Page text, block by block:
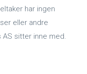
har ingen
eller andre
sitter inne med.